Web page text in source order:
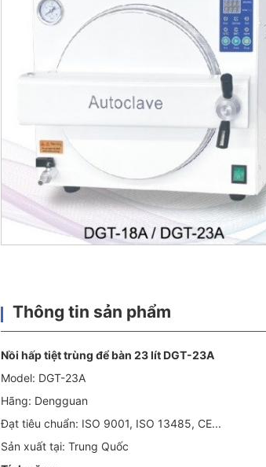
Thông tin sản phẩm
Nồi hấp tiệt trùng để bàn 23 lít DGT-23A
Model: DGT-23A
Hãng: Dengguan
Đạt tiêu chuẩn: ISO 9001, ISO 13485, CE...
Sản xuất tại: Trung Quốc